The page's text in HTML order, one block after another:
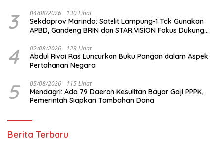
3 04/08/2026 130 Lihat
Sekdaprov Marindo: Satelit Lampung-1 Tak Gunakan
APBD, Gandeng BRIN dan STAR.VISION Fokus Dukung
4 02/08/2026 123 Lihat
Abdul Rivai Ras Luncurkan Buku Pangan dalam Aspek
Pertahanan Negara
5 05/08/2026 115 Lihat
Mendagri: Ada 79 Daerah Kesulitan Bayar Gaji PPPK,
Pemerintah Siapkan Tambahan Dana
Berita Terbaru